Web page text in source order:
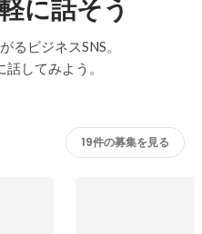
に話そう
るビジネスSNS。
してみよう。
19件の募集を見る